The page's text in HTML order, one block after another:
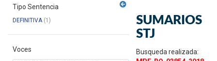
Sumarios del STJ
Manual del Usuario
Tipo Sentencia
DEFINITIVA(1)
Voces
SUMARIOS
STJ
Busqueda realizada: